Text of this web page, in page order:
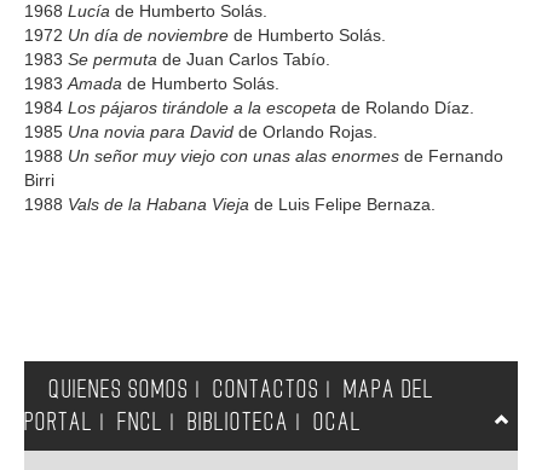
1968 Lucía de Humberto Solás.
1972 Un día de noviembre de Humberto Solás.
1983 Se permuta de Juan Carlos Tabío.
1983 Amada de Humberto Solás.
1984 Los pájaros tirándole a la escopeta de Rolando Díaz.
1985 Una novia para David de Orlando Rojas.
1988 Un señor muy viejo con unas alas enormes de Fernando
Birri
1988 Vals de la Habana Vieja de Luis Felipe Bernaza.
QUIENES SOMOS CONTACTOS
MAPA DEL
PORTAL
FNCL BIBLIOTECA OCAL